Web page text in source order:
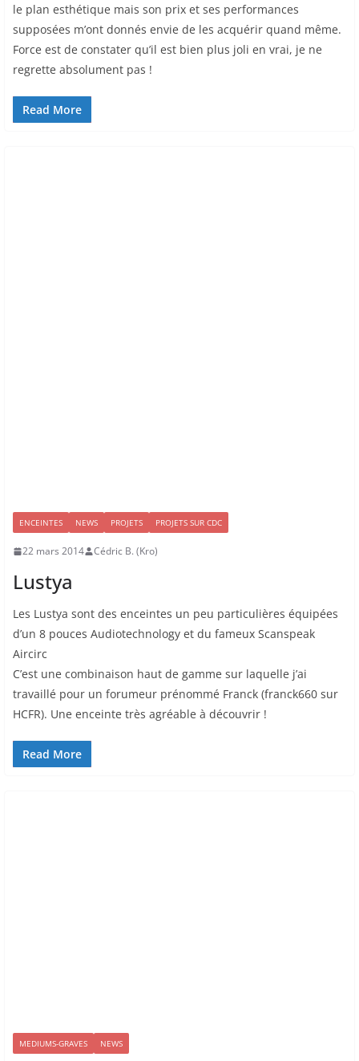
le plan esthétique mais son prix et ses performances
supposées m’ont donnés envie de les acquérir quand même.
Force est de constater qu’il est bien plus joli en vrai, je ne
regrette absolument pas !
Read More
ENCEINTES NEWS PROJETS PROJETS SUR CDC
22 mars 2014 Cédric B. (Kro)
Lustya
Les Lustya sont des enceintes un peu particulières équipées
d’un 8 pouces Audiotechnology et du fameux Scanspeak
Aircirc
C’est une combinaison haut de gamme sur laquelle j’ai
travaillé pour un forumeur prénommé Franck (franck660 sur
HCFR). Une enceinte très agréable à découvrir !
Read More
MEDIUMS-GRAVES NEWS